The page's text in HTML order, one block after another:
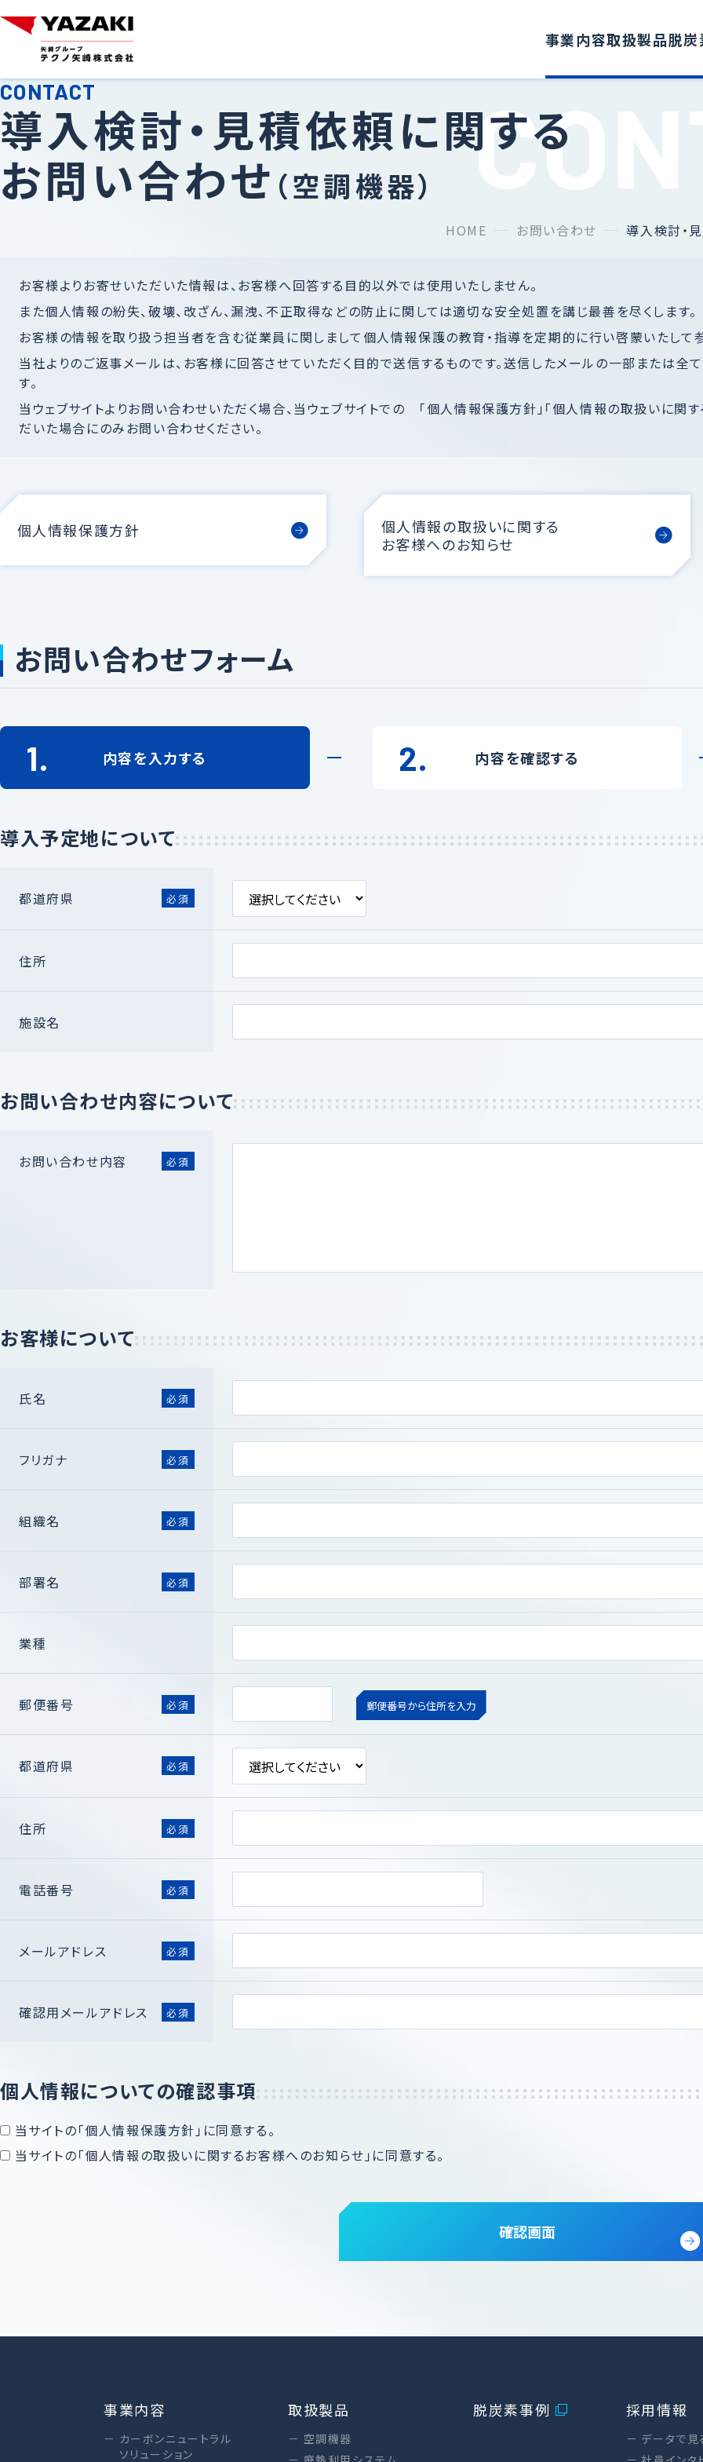
事業内容取扱製品脱炭
導入検討・見積依頼に関する
お問い合わせ （空調機器）
HOME お問い合わせ 導入検討・
お客様よりお寄せいただいた情報は、お客様へ回答する目的以外では使用いたしません。
また個人情報の紛失、破壊、改ざん、漏洩、不正取得などの防止に関しては適切な安全処置を講じ最善を尽くします。
お客様の情報を取り扱う担当者を含む従業員に関しまして個人情報保護の教育・指導を定期的に行い啓蒙いたして参
当社よりのご返事メールは、お客様に回答させていただく目的で送信するものです。送信したメールの一部または全
す。
当ウェブサイトよりお問い合わせいただく場合、当ウェブサイトでの 「個人情報保護方針」「個人情報の取扱いに関
だいた場合にのみお問い合わせください。
個人情報保護方針
個人情報の取扱いに関する
お客様へのお知らせ
お問い合わせフォーム
1. 内容を入力する 2. 内容を確認する
導入予定地について
都道府県 必須
住所
施設名
お問い合わせ内容について
お問い合わせ内容 必須
お客様について
氏名 必須
フリガナ 必須
組織名 必須
部署名 必須
業種
郵便番号 必須 郵便番号から住所を入力
都道府県 必須
住所 必須
電話番号 必須
メールアドレス 必須
確認用メールアドレス 必須
個人情報についての確認事項
当サイトの「個人情報保護方針」に同意する。
当サイトの「個人情報の取扱いに関するお客様へのお知らせ」に同意する。
確認画面
事業内容
カーボンニュートラル
ソリューション
取扱製品
空調機器
脱炭素事例 採用情報
データで見